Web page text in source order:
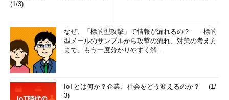
(1/3)
なぜ、「標的型攻撃」で情報が漏れるの？――標的
型メールのサンプルから攻撃の流れ、対策の考え方
まで、もう一度分かりやすく解...
IoTとは何か？企業、社会をどう変えるのか？ (1/
3)